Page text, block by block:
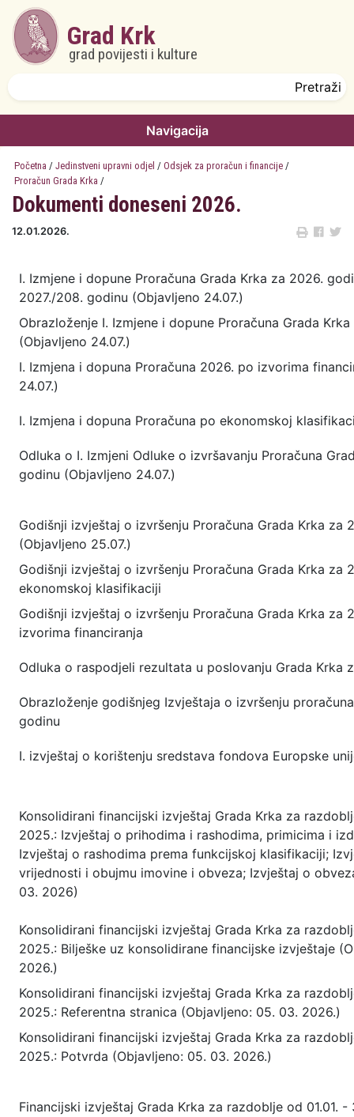
Skoči na glavni sadržaj
Grad Krk
grad povijesti i kulture
Navigacija
Početna / Jedinstveni upravni odjel / Odsjek za proračun i financije /
Proračun Grada Krka /
Dokumenti doneseni 2026.
12.01.2026.
I. Izmjene i dopune Proračuna Grada Krka za 2026.
2027./208. godinu (Objavljeno 24.07.)
Obrazloženje I. Izmjene i dopune Proračuna Grada
(Objavljeno 24.07.)
I. Izmjena i dopuna Proračuna 2026. po izvorima
24.07.)
I. Izmjena i dopuna Proračuna po ekonomskoj
Odluka o I. Izmjeni Odluke o izvršavanju Proračuna
godinu (Objavljeno 24.07.)
Godišnji izvještaj o izvršenju Proračuna Grada Krka za
(Objavljeno 25.07.)
Godišnji izvještaj o izvršenju Proračuna Grada Krka za
ekonomskoj klasifikaciji
Godišnji izvještaj o izvršenju Proračuna Grada Krka za
izvorima financiranja
Odluka o raspodjeli rezultata u poslovanju Grada Krka
Obrazloženje godišnjeg Izvještaja o izvršenju
godinu
I. izvještaj o korištenju sredstava fondova Europske
Konsolidirani financijski izvještaj Grada Krka za
2025.: Izvještaj o prihodima i rashodima, primicima i
Izvještaj o rashodima prema funkcijskoj klasifikaciji;
vrijednosti i obujmu imovine i obveza; Izvještaj o
03. 2026)
Konsolidirani financijski izvještaj Grada Krka za
2025.: Bilješke uz konsolidirane financijske izvještaje
2026.)
Konsolidirani financijski izvještaj Grada Krka za
2025.: Referentna stranica (Objavljeno: 05. 03. 2026.)
Konsolidirani financijski izvještaj Grada Krka za
2025.: Potvrda (Objavljeno: 05. 03. 2026.)
Financijski izvještaj Grada Krka za razdoblje od 01.01. -